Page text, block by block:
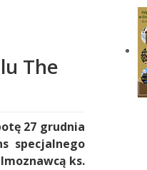
The
27 grudnia
specjalnego
ks.